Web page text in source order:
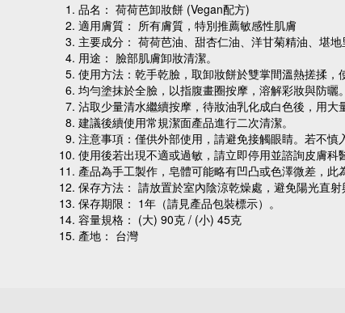
品名： 荷荷芭卸妝餅 (Vegan配方)
適用膚質： 所有膚質，特別推薦敏感性肌膚
主要成分： 荷荷芭油、甜杏仁油、洋甘菊精油、堪地
用途： 臉部肌膚卸妝清潔。
使用方法： 乾手乾臉，取卸妝餅於雙掌間溫熱搓揉，
均勻塗抹於全臉，以指腹畫圈按摩，溶解彩妝與防曬。
沾取少量清水繼續按摩，待妝油乳化成白色後，用大
建議後續使用常規潔面產品進行二次清潔。
注意事項： 僅供外部使用，請避免接觸眼睛。若不慎
使用後若出現不適或過敏，請立即停用並諮詢皮膚科
產品為手工製作，皂體可能略有凹凸或色澤微差，
保存方法： 請放置於室內陰涼乾燥處，避免陽光直射
保存期限： 1年（請見產品包裝標示）。
容量規格： (大) 90克 / (小) 45克
產地： 台灣